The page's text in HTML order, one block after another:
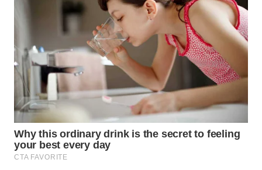
PURWAKARTA
PRIANGAN
TIMUR
WN
SEMARANG
WN
SOLO